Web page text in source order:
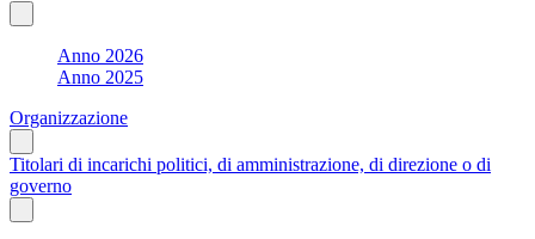
Anno 2026
Anno 2025
Organizzazione
Titolari di incarichi politici, di amministrazione, di direzione o di
governo